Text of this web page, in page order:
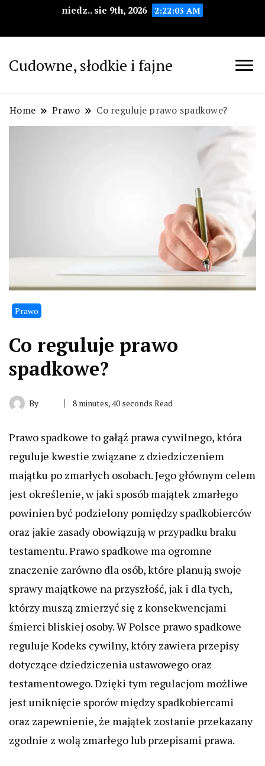
niedz.. sie 9th, 2026 2:22:04 AM
Cudowne, słodkie i fajne
Home Prawo Co reguluje prawo spadkowe?
Prawo
Co reguluje prawo
spadkowe?
By 8 minutes, 40 seconds Read
Prawo spadkowe to gałąź prawa cywilnego, która
reguluje kwestie związane z dziedziczeniem
majątku po zmarłych osobach. Jego głównym celem
jest określenie, w jaki sposób majątek zmarłego
powinien być podzielony pomiędzy spadkobierców
oraz jakie zasady obowiązują w przypadku braku
testamentu. Prawo spadkowe ma ogromne
znaczenie zarówno dla osób, które planują swoje
sprawy majątkowe na przyszłość, jak i dla tych,
którzy muszą zmierzyć się z konsekwencjami
śmierci bliskiej osoby. W Polsce prawo spadkowe
reguluje Kodeks cywilny, który zawiera przepisy
dotyczące dziedziczenia ustawowego oraz
testamentowego. Dzięki tym regulacjom możliwe
jest uniknięcie sporów między spadkobiercami
oraz zapewnienie, że majątek zostanie przekazany
zgodnie z wolą zmarłego lub przepisami prawa.